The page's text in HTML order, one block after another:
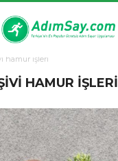
hamur işleri
HAMUR IŞLERI